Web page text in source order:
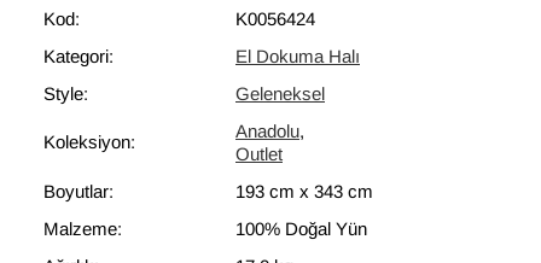
Kod:
K0056424
Kategori:
El Dokuma Halı
Style:
Geleneksel
Koleksiyon:
Anadolu,
Outlet
Boyutlar:
193 cm x 343 cm
Malzeme:
100% Doğal Yün